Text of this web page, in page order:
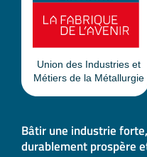
Bâtir une industrie
durablement prospère